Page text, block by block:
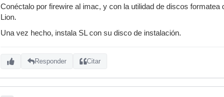
Conéctalo por firewire al imac, y con la utilidad de discos
Lion.
Una vez hecho, instala SL con su disco de instalación.
Responder Citar